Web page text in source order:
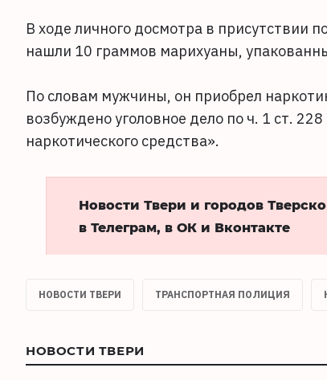
В ходе личного досмотра в присутствии
нашли 10 граммов марихуаны,
По словам мужчины, он приобрел
возбуждено уголовное дело по ч. 1 ст.
наркотического средства».
Новости Твери и городов
в Телеграм, в ОК и Вконтакте
НОВОСТИ ТВЕРИ ТРАНСПОРТНАЯ ПОЛИЦИЯ
НОВОСТИ ТВЕРИ